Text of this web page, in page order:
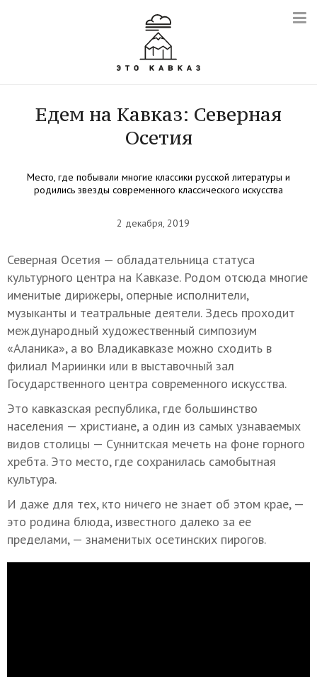
Едем на Кавказ: Северная
Осетия
Место, где побывали многие классики русской литературы и
родились звезды современного классического искусства
2 декабря, 2019
Северная Осетия — обладательница статуса
культурного центра на Кавказе. Родом отсюда многие
именитые дирижеры, оперные исполнители,
музыканты и театральные деятели. Здесь проходит
международный художественный симпозиум
«Аланика», а во Владикавказе можно сходить в
филиал Мариинки или в выставочный зал
Государственного центра современного искусства.
Это кавказская республика, где большинство
населения — христиане, а один из самых узнаваемых
видов столицы — Суннитская мечеть на фоне горного
хребта. Это место, где сохранилась самобытная
культура.
И даже для тех, кто ничего не знает об этом крае, —
это родина блюда, известного далеко за ее
пределами, — знаменитых осетинских пирогов.